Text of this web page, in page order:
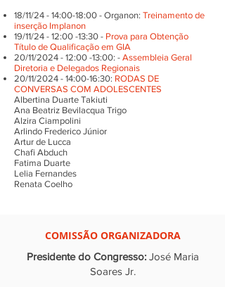
18/11/24 - 14:00-18:00 - Organon: Treinamento de
inserção Implanon
19/11/24 - 12:00 -13:30 - Prova para Obtenção
Título de Qualificação em GIA
20/11/2024 - 12:00 -13:00: - Assembleia Geral
Diretoria e Delegados Regionais
20/11/2024 - 14:00-16:30: RODAS DE
CONVERSAS COM ADOLESCENTES
Albertina Duarte Takiuti
Ana Beatriz Bevilacqua Trigo
Alzira Ciampolini
Arlindo Frederico Júnior
Artur de Lucca
Chafi Abduch
Fatima Duarte
Lelia Fernandes
Renata Coelho
COMISSÃO ORGANIZADORA
Presidente do Congresso: José Maria
Soares Jr.